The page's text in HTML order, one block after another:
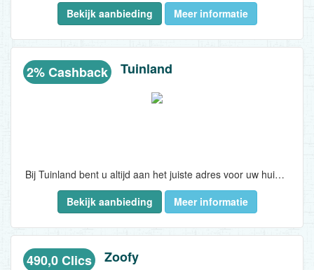
Bekijk aanbieding
Meer informatie
2% Cashback Tuinland
Bij Tuinland bent u altijd aan het juiste adres voor uw huis en tuin. U vindt hier alles; van binnen tot buiten,van klusmateriaal tot decoratie. Kortom: Tuinland is thuis in alles voor uw huis!..
Bekijk aanbieding
Meer informatie
490,0 Clics Zoofy